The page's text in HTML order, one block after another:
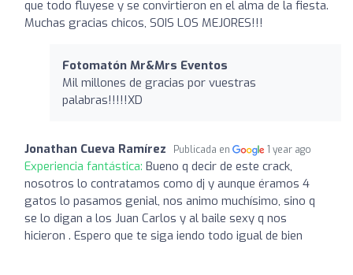
que todo fluyese y se convirtieron en el alma de la fiesta.
Muchas gracias chicos, SOIS LOS MEJORES!!!
Fotomatón Mr&Mrs Eventos
Mil millones de gracias por vuestras
palabras!!!!!XD
Jonathan Cueva Ramírez Publicada en 1 year ago
Experiencia fantástica: Bueno q decir de este crack,
nosotros lo contratamos como dj y aunque éramos 4
gatos lo pasamos genial, nos animo muchísimo, sino q
se lo digan a los Juan Carlos y al baile sexy q nos
hicieron . Espero que te siga iendo todo igual de bien